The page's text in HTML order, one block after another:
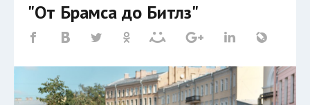
"От Брамса до Битлз"